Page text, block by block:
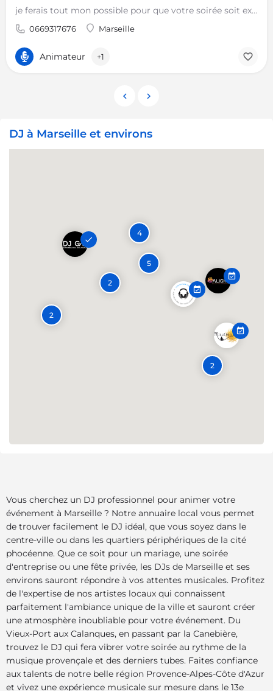
je ferais tout mon possible pour que votre soirée soit exceptionnelle - j ai une très bonne culture musicale…
0669317676 Marseille
Animateur +1
DJ à Marseille et environs
2
2
4
5
2
Vous cherchez un DJ professionnel pour animer votre
événement à Marseille ? Notre annuaire local vous permet
de trouver facilement le DJ idéal, que vous soyez dans le
centre-ville ou dans les quartiers périphériques de la cité
phocéenne. Que ce soit pour un mariage, une soirée
d'entreprise ou une fête privée, les DJs de Marseille et ses
environs sauront répondre à vos attentes musicales. Profitez
de l'expertise de nos artistes locaux qui connaissent
parfaitement l'ambiance unique de la ville et sauront créer
une atmosphère inoubliable pour votre événement. Du
Vieux-Port aux Calanques, en passant par la Canebière,
trouvez le DJ qui fera vibrer votre soirée au rythme de la
musique provençale et des derniers tubes. Faites confiance
aux talents de notre belle région Provence-Alpes-Côte d'Azur
et vivez une expérience musicale sur mesure dans le 13e